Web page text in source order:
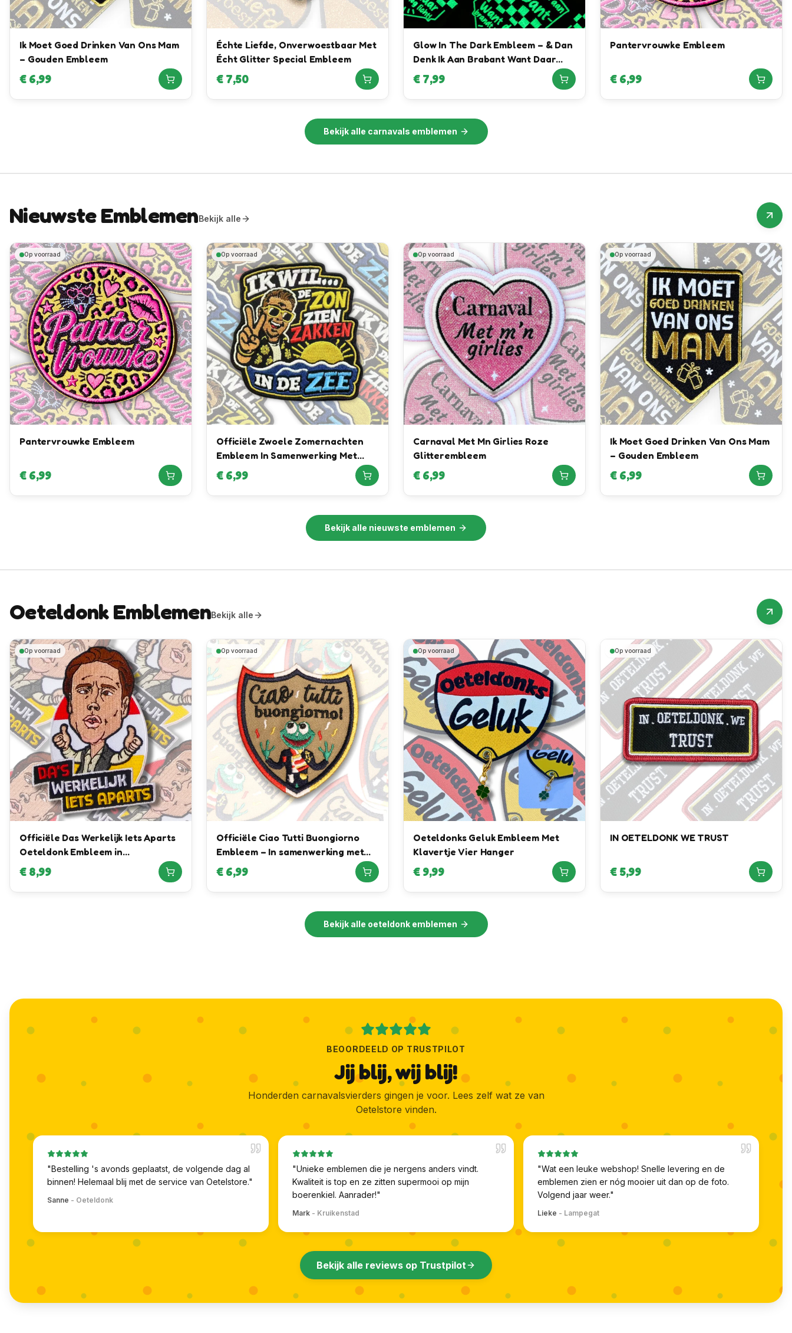
Ik Moet Goed Drinken Van Ons Mam
– Gouden Embleem
€ 6,99
Échte Liefde, Onverwoestbaar Met
Écht Glitter Special Embleem
€ 7,50
Glow In The Dark Embleem – & Dan
Denk Ik Aan Brabant Want Daar
Brandt Nog Licht!
€ 7,99
Pantervrouwke Embleem
€ 6,99
Bekijk alle carnavals emblemen
Nieuwste EmblemenBekijk alle
Op voorraad
Pantervrouwke Embleem
€ 6,99
Op voorraad
Officiële Zwoele Zomernachten
Embleem In Samenwerking Met
Rutger Van Barneveld
€ 6,99
Op voorraad
Carnaval Met Mn Girlies Roze
Glitterembleem
€ 6,99
Op voorraad
Ik Moet Goed Drinken Van Ons Mam
– Gouden Embleem
€ 6,99
Bekijk alle nieuwste emblemen
Oeteldonk EmblemenBekijk alle
Op voorraad
Officiële Das Werkelijk Iets Aparts
Oeteldonk Embleem in
samenwerking met Daan Willems
Automotive
€ 8,99
Op voorraad
Officiële Ciao Tutti Buongiorno
Embleem – In samenwerking met
Joris Lammers Luxury Menswear
€ 6,99
Op voorraad
Oeteldonks Geluk Embleem Met
Klavertje Vier Hanger
€ 9,99
Op voorraad
IN OETELDONK WE TRUST
€ 5,99
Bekijk alle oeteldonk emblemen
BEOORDEELD OP TRUSTPILOT
Jij blij, wij blij!
Honderden carnavalsvierders gingen je voor. Lees zelf wat ze van
Oetelstore vinden.
"Bestelling 's avonds geplaatst, de volgende dag al
binnen! Helemaal blij met de service van Oetelstore."
Sanne - Oeteldonk
"Unieke emblemen die je nergens anders vindt.
Kwaliteit is top en ze zitten supermooi op mijn
boerenkiel. Aanrader!"
Mark - Kruikenstad
"Wat een leuke webshop! Snelle levering en de
emblemen zien er nóg mooier uit dan op de foto.
Volgend jaar weer."
Lieke - Lampegat
Bekijk alle reviews op Trustpilot
Het feest kan beginnen, want
jij bent binnen!
Wekelijks een verse kortingscode
Ja, geef mij die korting!
Ik wil liever geen korting